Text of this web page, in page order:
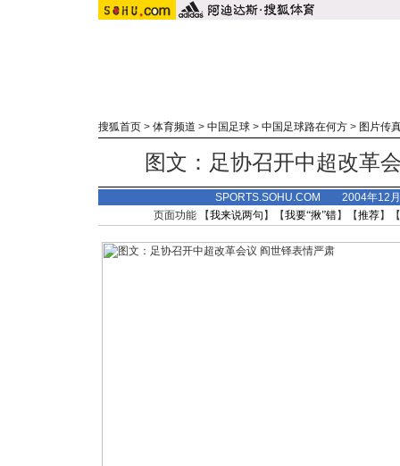
搜狐首页 > 体育频道 > 中国足球 > 中国足球路在何方 > 图片传
图文：足协召开中超改革
SPORTS.SOHU.COM 2004年12
页面功能 【我来说两句 】【我要“揪”错】【推荐】